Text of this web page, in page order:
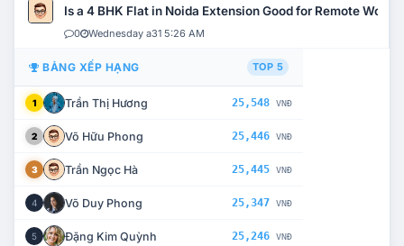
Is a 4 BHK Flat in Noida Extension Good for Remote Work?
0 Wednesday a31 5:26 AM
BẢNG XẾP HẠNG TOP 5
1 Trần Thị Hương 25,548 VNĐ
2 Võ Hữu Phong 25,446 VNĐ
3 Trần Ngọc Hà 25,445 VNĐ
4 Võ Duy Phong 25,347 VNĐ
5 Đặng Kim Quỳnh 25,246 VNĐ